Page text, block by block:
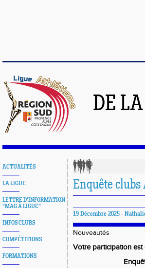
DE
ACTUALITÉS
LA LIGUE
LETTRE D'INFORMATION
"MAG À LIGUE"
INFOS CLUBS
COMPÉTITIONS
FORMATIONS
Enquête
19 Décembre 2025 -
Nouveautés
Votre participation est